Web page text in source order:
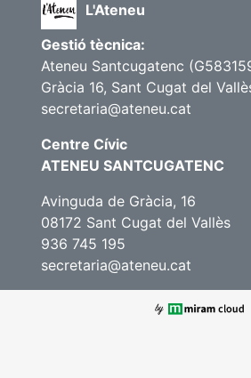
L'Ateneu
Gestió tècnica:
Ateneu Santcugatenc
Gràcia 16, Sant Cugat del
secretaria@ateneu.cat
Centre Cívic
ATENEU SANTCUGATENC
Avinguda de Gràcia, 16
08172 Sant Cugat del Vallès
936 745 195
secretaria@ateneu.cat